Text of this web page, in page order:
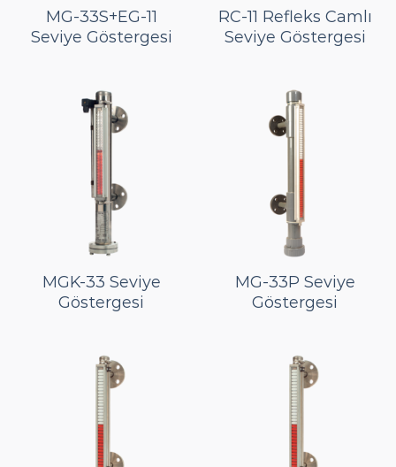
MG-33S+EG-11
Seviye Göstergesi
RC-11 Refleks Camlı
Seviye Göstergesi
MGK-33 Seviye
Göstergesi
MG-33P Seviye
Göstergesi